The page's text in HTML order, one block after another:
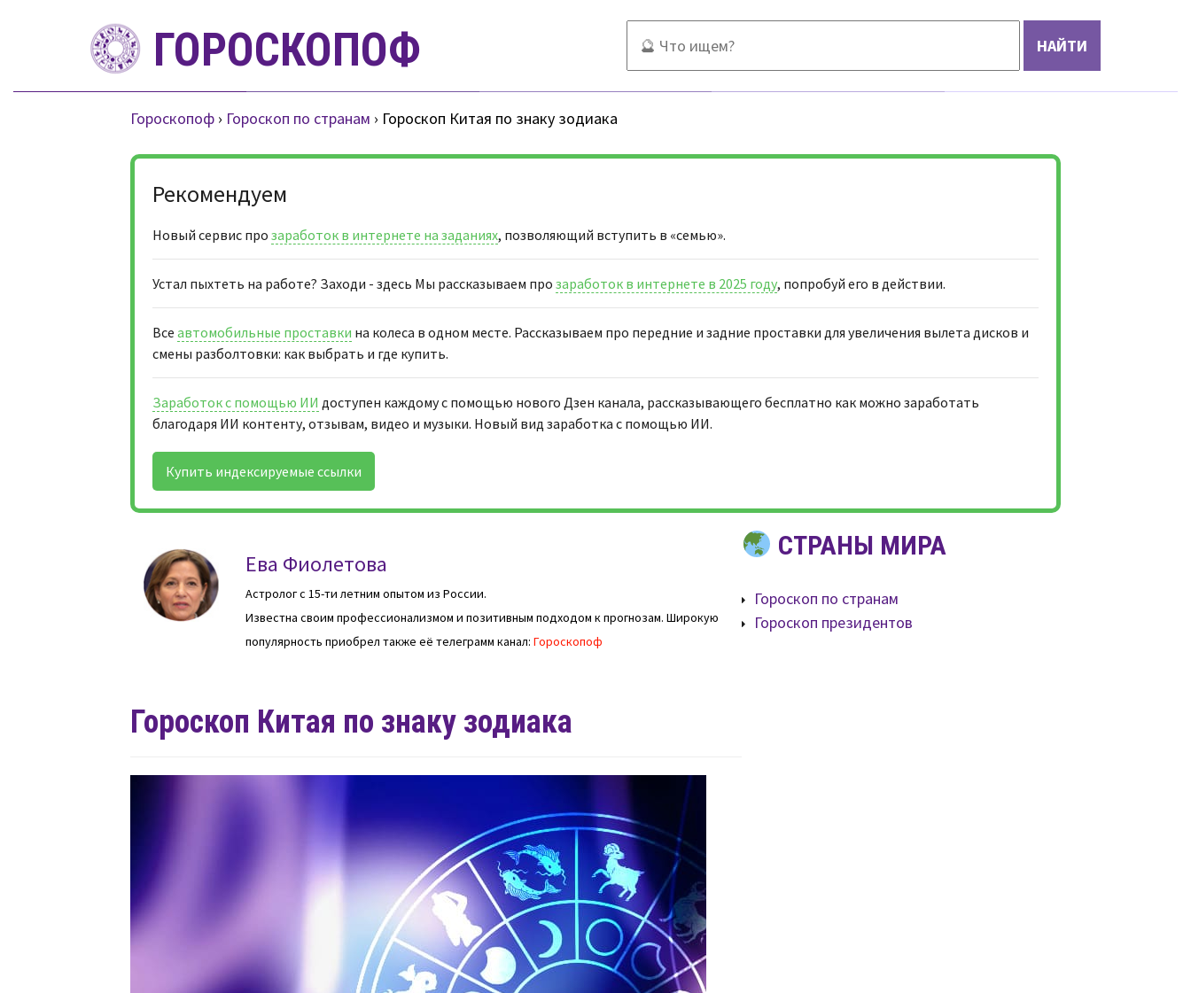
ГОРОСКОПОФ
Гороскопоф › Гороскоп по странам › Гороскоп Китая по знаку зодиака
Рекомендуем
Новый сервис про заработок в интернете на заданиях, позволяющий вступить в «семью».
Устал пыхтеть на работе? Заходи - здесь Мы рассказываем про заработок в интернете в 2025 году, попробуй его в действии.
Все автомобильные проставки на колеса в одном месте. Рассказываем про передние и задние проставки для увеличения вылета дисков и
смены разболтовки: как выбрать и где купить.
Заработок с помощью ИИ доступен каждому с помощью нового Дзен канала, рассказывающего бесплатно как можно заработать
благодаря ИИ контенту, отзывам, видео и музыки. Новый вид заработка с помощью ИИ.
Купить индексируемые ссылки
Ева Фиолетова
Астролог с 15-ти летним опытом из России.
Известна своим профессионализмом и позитивным подходом к прогнозам. Широкую
популярность приобрел также её телеграмм канал: Гороскопоф
Гороскоп Китая по знаку зодиака
СТРАНЫ МИРА
Гороскоп по странам
Гороскоп президентов